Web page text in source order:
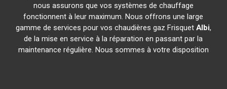
nous assurons que vos systèmes de chauffage
fonctionnent à leur maximum. Nous offrons une large
gamme de services pour vos chaudières gaz Frisquet Albi,
de la mise en service à la réparation en passant par la
maintenance régulière. Nous sommes à votre disposition